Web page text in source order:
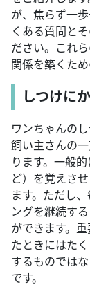
が、焦らず一
くある質問と
ださい。これ
関係を築くた
しつけに
ワンちゃんの
飼い主さんの
ります。一般
ど）を覚えさ
ます。ただし
ングを継続す
ができます。
たときにはた
するものでは
です。